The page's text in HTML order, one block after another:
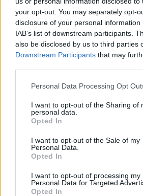
your opt-out. You may separately opt-
disclosure of your personal
IAB’s list of downstream participants.
also be disclosed by us to third parties
Downstream Participants that may
Please note that this website/app uses
not limited to your visit or usage
grant or deny consent to Google and
use your data for below specified
consent section.
Personal Data Processing Opt
I want to opt-out of the Sharing of
personal data.
Opted In
I want to opt-out of the Sale of my
Personal Data.
Opted In
I want to opt-out of processing my
Personal Data for Targeted
Opted In
Continua a leggere